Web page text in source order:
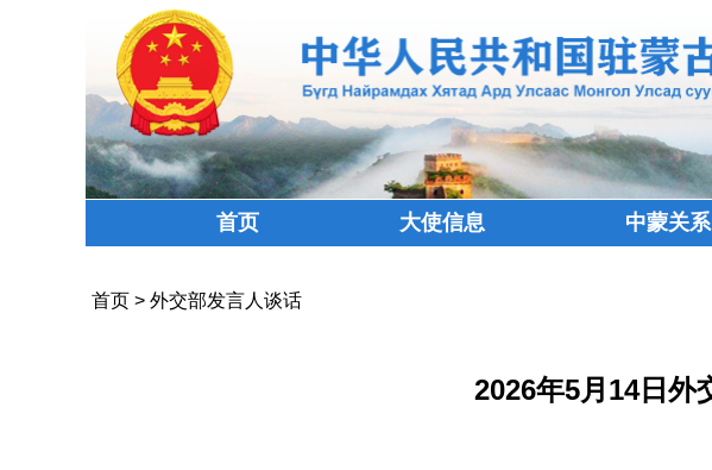
首页 大使信息 中蒙关系
首页> 外交部发言人谈话
2026年5月14日外